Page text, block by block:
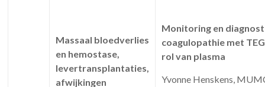
Massaal bloedverlies
en hemostase,
levertransplantaties,
afwijkingen
Monitoring en
coagulopathie met
rol van plasma
Yvonne Henskens,